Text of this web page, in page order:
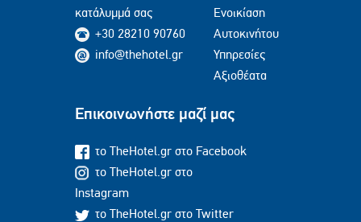
κατάλυμμά σας
+30 28210 90760
info@thehotel.gr
Ενοικίαση
Αυτοκινήτου
Υπηρεσίες
Αξιοθέατα
Επικοινωνήστε μαζί μας
το TheHotel.gr στο Facebook
το TheHotel.gr στο
Instagram
το TheHotel.gr στο Twitter